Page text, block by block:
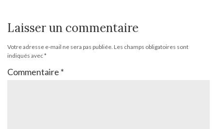
Laisser un commentaire
Votre adresse e-mail ne sera pas publiée. Les champs obligatoires sont
indiqués avec*
Commentaire *